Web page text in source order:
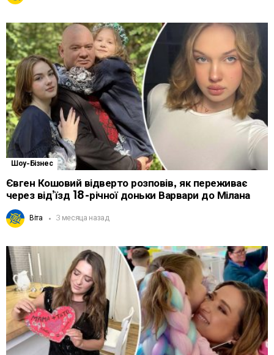
Шоу-Бізнес
Євген Кошовий відверто розповів, як переживає
через від’їзд 18-річної доньки Варвари до Мілана
Віта 3 месяца назад